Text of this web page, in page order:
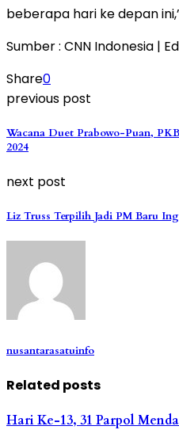
beberapa hari ke depan
Sumber : CNN Indonesia |
Share0
previous post
Wacana Duet Prabowo-Puan,
2024
next post
Liz Truss Terpilih Jadi PM Baru
nusantarasatuinfo
Related posts
Hari Ke-13, 31 Parpol